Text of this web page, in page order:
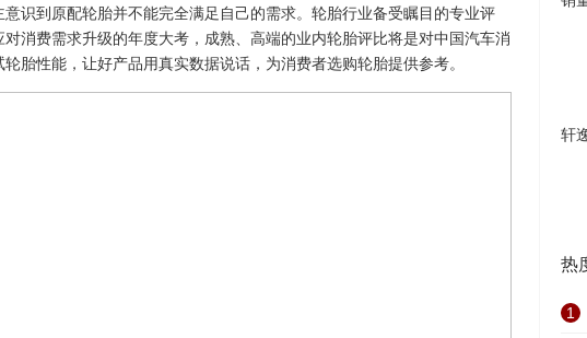
识到原配轮胎并不能完全满足自己的需求。轮胎行业备受瞩目的专业评
消费需求升级的年度大考，成熟、高端的业内轮胎评比将是对中国汽车消
胎性能，让好产品用真实数据说话，为消费者选购轮胎提供参考。
轩
热
1